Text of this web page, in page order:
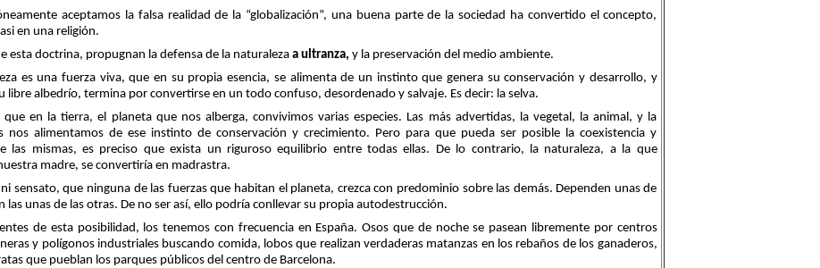
aceptamos la falsa realidad de la “globalización”, una buena parte de la sociedad ha convertido el concepto,
en una religión.
esta doctrina, propugnan la defensa de la naturaleza a ultranza, y la preservación del medio ambiente.
es una fuerza viva, que en su propia esencia, se alimenta de un instinto que genera su conservación y desarrollo, y
libre albedrío, termina por convertirse en un todo confuso, desordenado y salvaje. Es decir: la selva.
que en la tierra, el planeta que nos alberga, convivimos varias especies. Las más advertidas, la vegetal, la animal, y la
nos alimentamos de ese instinto de conservación y crecimiento. Pero para que pueda ser posible la coexistencia y
las mismas, es preciso que exista un riguroso equilibrio entre todas ellas. De lo contrario, la naturaleza, a la que
madre, se convertiría en madrastra.
sensato, que ninguna de las fuerzas que habitan el planeta, crezca con predominio sobre las demás. Dependen unas de
las unas de las otras. De no ser así, ello podría conllevar su propia autodestrucción.
de esta posibilidad, los tenemos con frecuencia en España. Osos que de noche se pasean libremente por centros
y polígonos industriales buscando comida, lobos que realizan verdaderas matanzas en los rebaños de los ganaderos,
que pueblan los parques públicos del centro de Barcelona.